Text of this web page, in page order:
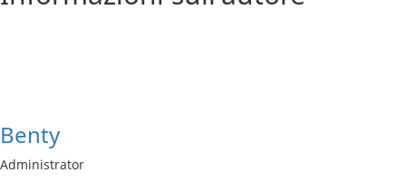
Benty
Administrator